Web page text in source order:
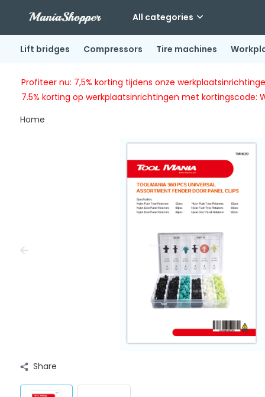
All categories
Lift bridges Compressors Tire machines
Profiteer nu: 7,5% korting tijdens onze
7.5% korting op werkplaatsinrichtingen met kortingscode:
Home
Share